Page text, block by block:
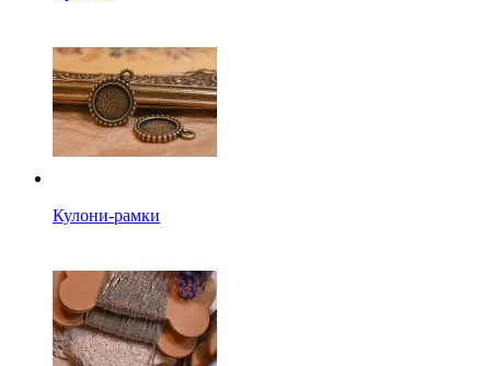
Кулони-рамки